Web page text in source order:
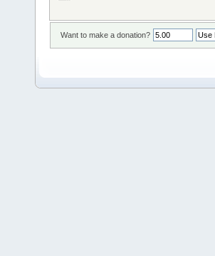
Want to make a donation?